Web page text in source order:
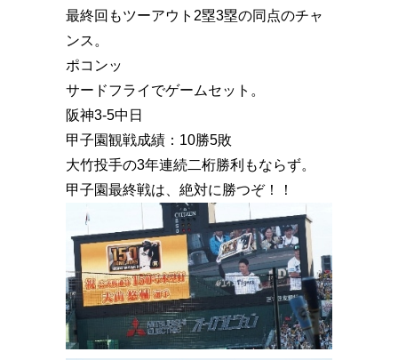
最終回もツーアウト2塁3塁の同点のチャ
ンス。
ポコンッ
サードフライでゲームセット。
阪神3-5中日
甲子園観戦成績：10勝5敗
大竹投手の3年連続二桁勝利もならず。
甲子園最終戦は、絶対に勝つぞ！！